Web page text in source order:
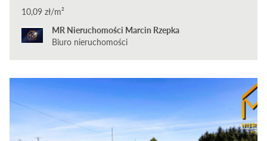
10,09 zł/m²
MR Nieruchomości Marcin Rzepka
Biuro nieruchomości